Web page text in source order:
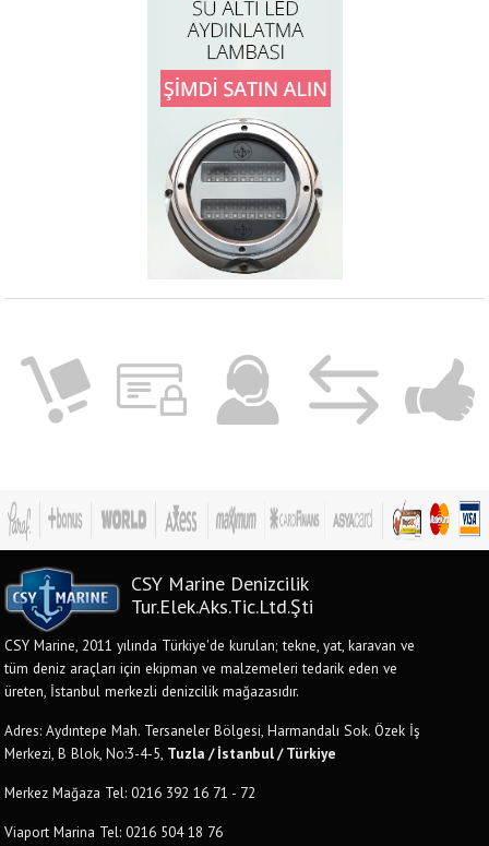
CSY Marine Denizcilik
Tur.Elek.Aks.Tic.Ltd.Şti
CSY Marine, 2011 yılında Türkiye'de kurulan; tekne, yat, karavan ve
tüm deniz araçları için ekipman ve malzemeleri tedarik eden ve
üreten, İstanbul merkezli denizcilik mağazasıdır.
Adres: Aydıntepe Mah. Tersaneler Bölgesi, Harmandalı Sok. Özek İş
Merkezi, B Blok, No:3-4-5, Tuzla / İstanbul / Türkiye
Merkez Mağaza Tel: 0216 392 16 71 - 72
Viaport Marina Tel: 0216 504 18 76